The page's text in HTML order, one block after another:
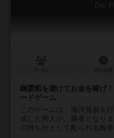
Der
幽霊船を避けてお金を稼げ
ードゲーム
このゲームは、海洋貿易を
成した商人が、勝者となり
の持ち分として配られる株